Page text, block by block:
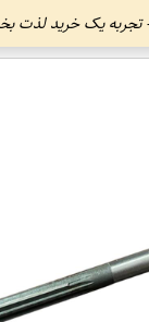
- تجربه یک خرید لذت